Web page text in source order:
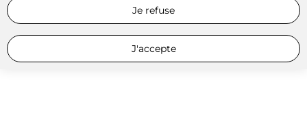
Je refuse
J'accepte